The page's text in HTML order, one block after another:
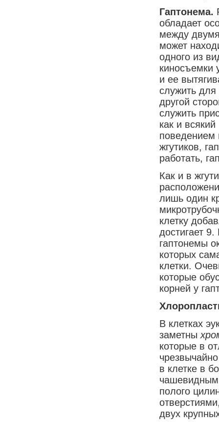
Гаптонема.
обладает
между
может
одного из
киносъемки
и ее
служить для
другой
служить
как и
поведением
жгутиков,
работать,
Как и в
лишь один
клетку
достигает
гаптонемы
которых
клетки.
которые
корней у
В клетках
заметны
которые в
в клетке в
полого
двух